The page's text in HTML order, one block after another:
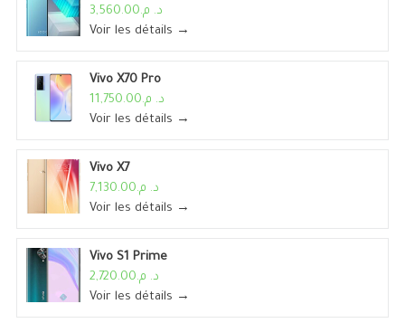
د. م.3,560.00
Voir les détails →
Vivo X70 Pro
د. م.11,750.00
Voir les détails →
Vivo X7
د. م.7,130.00
Voir les détails →
Vivo S1 Prime
د. م.2,720.00
Voir les détails →